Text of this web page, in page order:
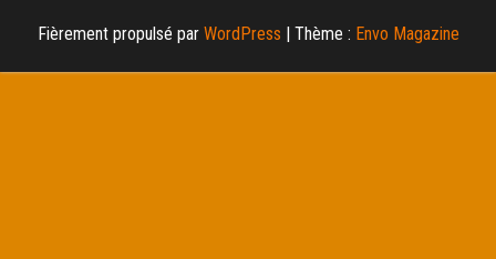
Fièrement propulsé par WordPress | Thème : Envo Magazine